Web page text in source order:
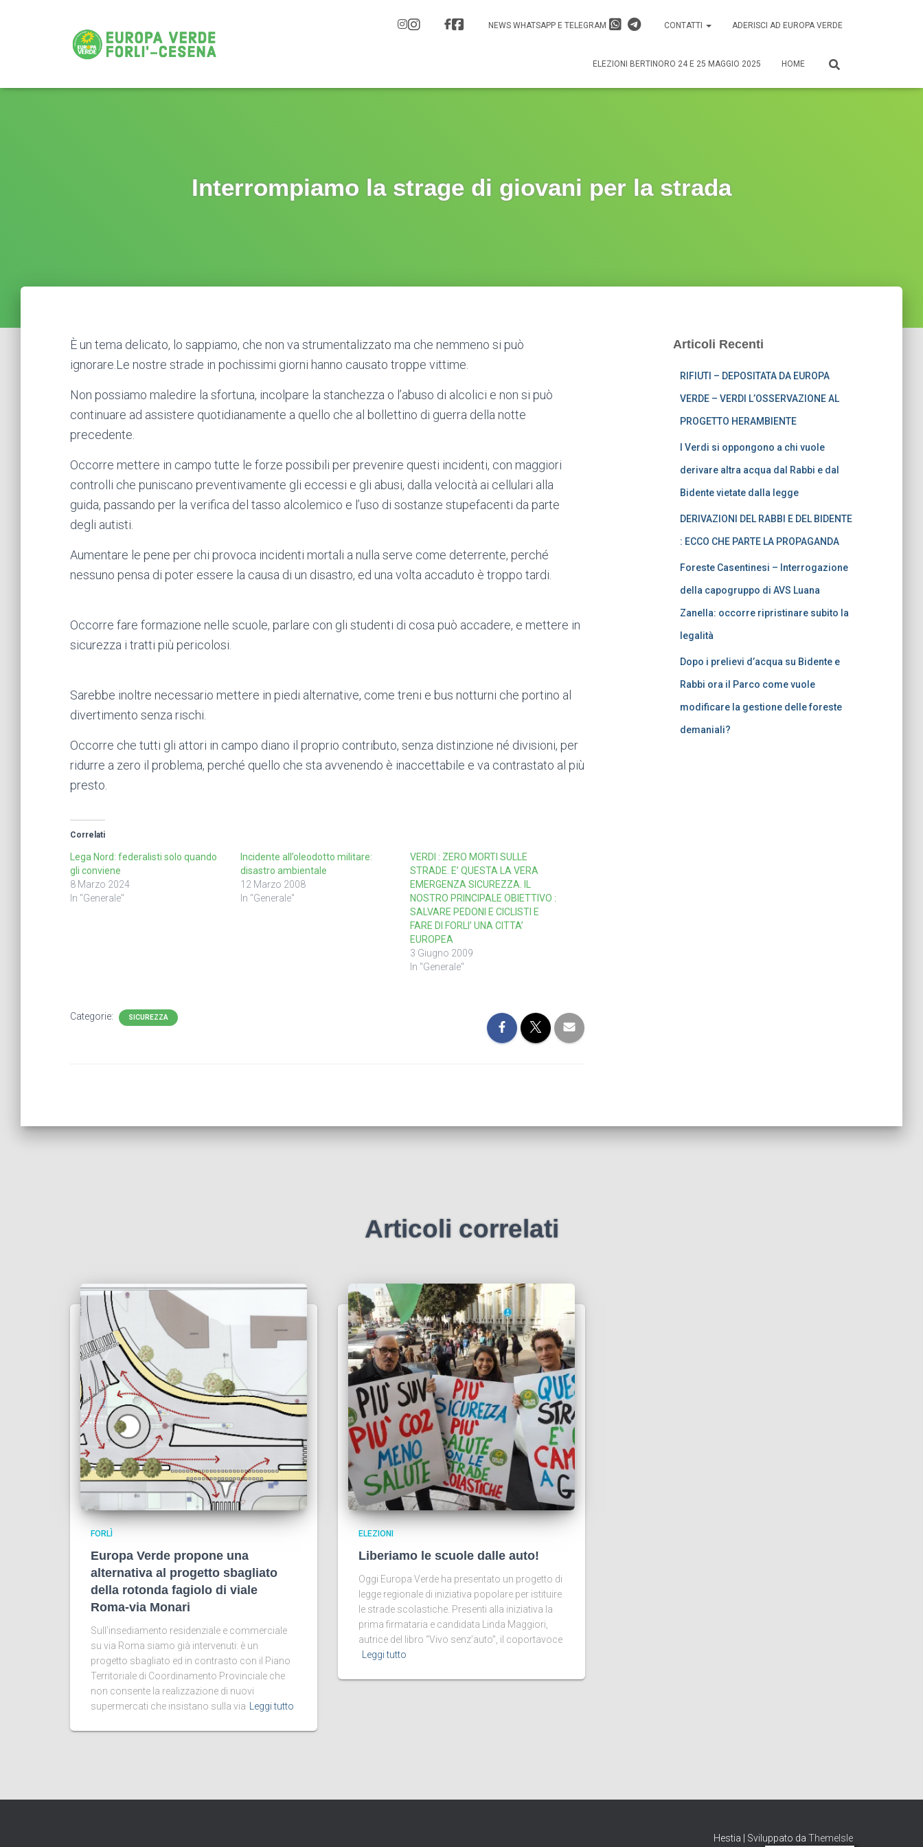
NEWS WHATSAPP E TELEGRAM CONTATTI ADERISCI AD EUROPA VERDE
ELEZIONI BERTINORO 24 E 25 MAGGIO 2025 HOME
Interrompiamo la strage di giovani per la strada
È un tema delicato, lo sappiamo, che non va strumentalizzato ma che nemmeno si può
ignorare.Le nostre strade in pochissimi giorni hanno causato troppe vittime.
Non possiamo maledire la sfortuna, incolpare la stanchezza o l’abuso di alcolici e non si può
continuare ad assistere quotidianamente a quello che al bollettino di guerra della notte
precedente.
Occorre mettere in campo tutte le forze possibili per prevenire questi incidenti, con maggiori
controlli che puniscano preventivamente gli eccessi e gli abusi, dalla velocità ai cellulari alla
guida, passando per la verifica del tasso alcolemico e l’uso di sostanze stupefacenti da parte
degli autisti.
Aumentare le pene per chi provoca incidenti mortali a nulla serve come deterrente, perché
nessuno pensa di poter essere la causa di un disastro, ed una volta accaduto è troppo tardi.
Occorre fare formazione nelle scuole, parlare con gli studenti di cosa può accadere, e mettere in
sicurezza i tratti più pericolosi.
Sarebbe inoltre necessario mettere in piedi alternative, come treni e bus notturni che portino al
divertimento senza rischi.
Occorre che tutti gli attori in campo diano il proprio contributo, senza distinzione né divisioni, per
ridurre a zero il problema, perché quello che sta avvenendo è inaccettabile e va contrastato al più
presto.
Correlati
Lega Nord: federalisti solo quando
gli conviene
8 Marzo 2024
In "Generale"
Incidente all’oleodotto militare:
disastro ambientale
12 Marzo 2008
In "Generale"
VERDI : ZERO MORTI SULLE
STRADE. E’ QUESTA LA VERA
EMERGENZA SICUREZZA. IL
NOSTRO PRINCIPALE OBIETTIVO :
SALVARE PEDONI E CICLISTI E
FARE DI FORLI’ UNA CITTA’
EUROPEA
3 Giugno 2009
In "Generale"
Categorie: SICUREZZA
Articoli Recenti
RIFIUTI – DEPOSITATA DA EUROPA
VERDE – VERDI L’OSSERVAZIONE AL
PROGETTO HERAMBIENTE
I Verdi si oppongono a chi vuole
derivare altra acqua dal Rabbi e dal
Bidente vietate dalla legge
DERIVAZIONI DEL RABBI E DEL BIDENTE
: ECCO CHE PARTE LA PROPAGANDA
Foreste Casentinesi – Interrogazione
della capogruppo di AVS Luana
Zanella: occorre ripristinare subito la
legalità
Dopo i prelievi d’acqua su Bidente e
Rabbi ora il Parco come vuole
modificare la gestione delle foreste
demaniali?
Articoli correlati
FORLÌ
Europa Verde propone una
alternativa al progetto sbagliato
della rotonda fagiolo di viale
Roma-via Monari
Sull’insediamento residenziale e commerciale
su via Roma siamo già intervenuti: è un
progetto sbagliato ed in contrasto con il Piano
Territoriale di Coordinamento Provinciale che
non consente la realizzazione di nuovi
supermercati che insistano sulla via
Leggi tutto
ELEZIONI
Liberiamo le scuole dalle auto!
Oggi Europa Verde ha presentato un progetto di
legge regionale di iniziativa popolare per istituire
le strade scolastiche. Presenti alla iniziativa la
prima firmataria e candidata Linda Maggiori,
autrice del libro “Vivo senz’auto”, il coportavoce
Leggi tutto
Hestia | Sviluppato da ThemeIsle